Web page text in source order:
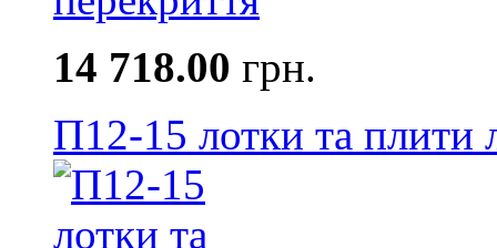
14 718.00 грн.
П12-15 лотки та плити